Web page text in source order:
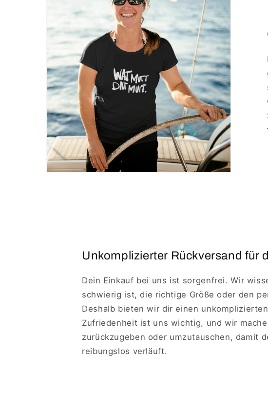
Unkomplizierter Rückversand für
Dein Einkauf bei uns ist sorgenfrei. Wir
schwierig ist, die richtige Größe oder den
Deshalb bieten wir dir einen
Zufriedenheit ist uns wichtig, und wir
zurückzugeben oder umzutauschen, damit
reibungslos verläuft.